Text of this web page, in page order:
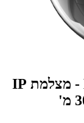
HIKVIDION - DS-2CD1121-I - מצלמת IP